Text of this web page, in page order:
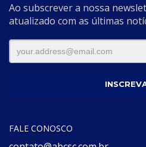
Ao subscrever a nossa
atualizado com as últimas
FALE CONOSCO